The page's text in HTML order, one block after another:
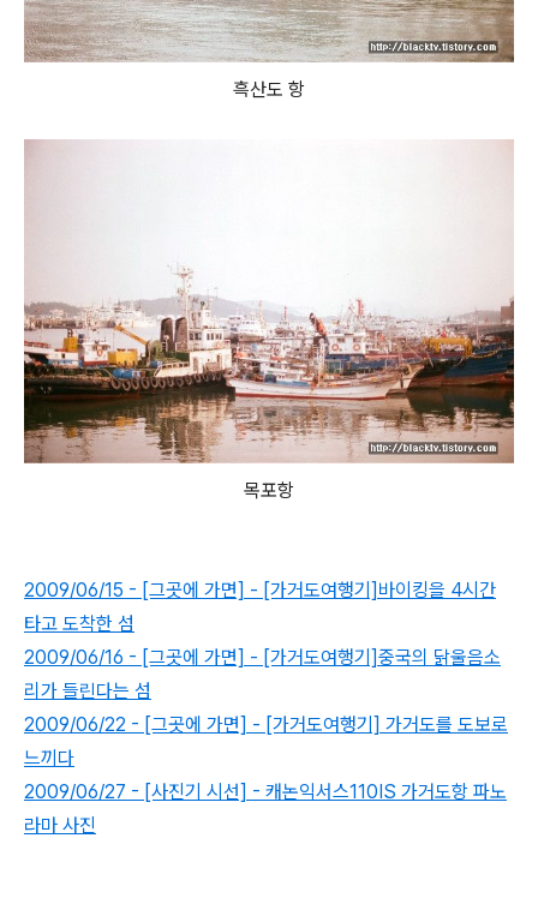
흑산도 항
목포항
2009/06/15 - [그곳에 가면] - [가거도여행기]바이킹을 4시간
타고 도착한 섬
2009/06/16 - [그곳에 가면] - [가거도여행기]중국의 닭울음소
리가 들린다는 섬
2009/06/22 - [그곳에 가면] - [가거도여행기] 가거도를 도보로
느끼다
2009/06/27 - [사진기 시선] - 캐논익서스110IS 가거도항 파노
라마 사진